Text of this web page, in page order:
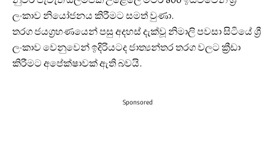
ලංකාව නියෝජනය කිරීමට සමත් වුණා.
තරග ජයග්‍රහණයෙන් පසු අදහස් දැක්වූ නිමාලි පවසා සිටියේ ශ්‍රී
ලංකාව වෙනුවෙන් ඉදිරියටද ජාත්‍යන්තර තරග වලට ක්‍රීඩා
කිරීමට අපේක්ෂාවක් ඇති බවයි.
Sponsored